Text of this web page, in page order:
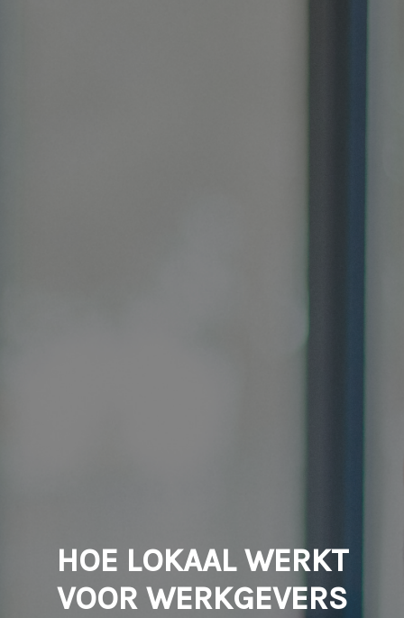
HOE LOKAAL WERKT
VOOR WERKGEVERS